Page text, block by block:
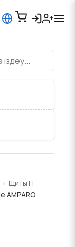
Щиты IT
AMPARO